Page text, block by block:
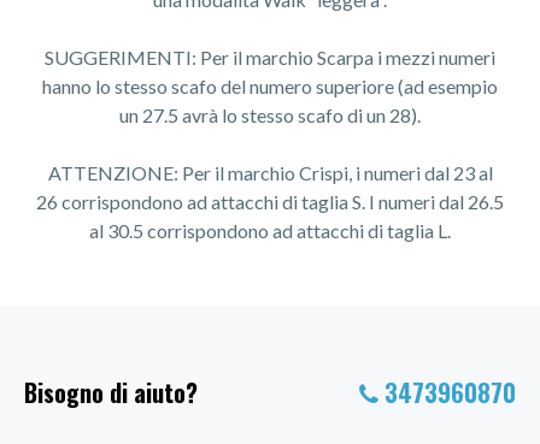
SUGGERIMENTI: Per il marchio Scarpa i mezzi numeri
hanno lo stesso scafo del numero superiore (ad esempio
un 27.5 avrà lo stesso scafo di un 28).
ATTENZIONE: Per il marchio Crispi, i numeri dal 23 al
26 corrispondono ad attacchi di taglia S. I numeri dal 26.5
al 30.5 corrispondono ad attacchi di taglia L.
Bisogno di aiuto? 3473960870